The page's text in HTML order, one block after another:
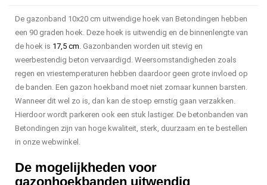
De gazonband 10x20 cm uitwendige hoek van Betondingen hebben
een 90 graden hoek. Deze hoek is uitwendig en de binnenlengte van
de hoek is 17,5 cm. Gazonbanden worden uit stevig en
weerbestendig beton vervaardigd. Weersomstandigheden zoals
regen en vriestemperaturen hebben daardoor geen grote invloed op
de banden. Een gazon hoekband moet niet zomaar kunnen barsten.
Wanneer dit wel zo is, dan kan de stoep ernstig gaan verzakken.
Hierdoor wordt parkeren ook een stuk lastiger. De betonbanden van
Betondingen zijn van hoge kwaliteit, sterk, duurzaam en te bestellen
in onze webwinkel.
De mogelijkheden voor
gazonhoekbanden uitwendig